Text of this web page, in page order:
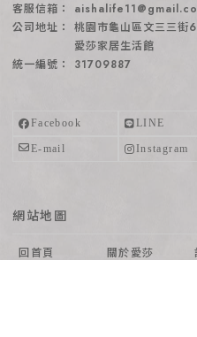
桃園市龜山區文三三街
愛莎家居生活館
31709887
網站地圖
回首頁 關於愛莎